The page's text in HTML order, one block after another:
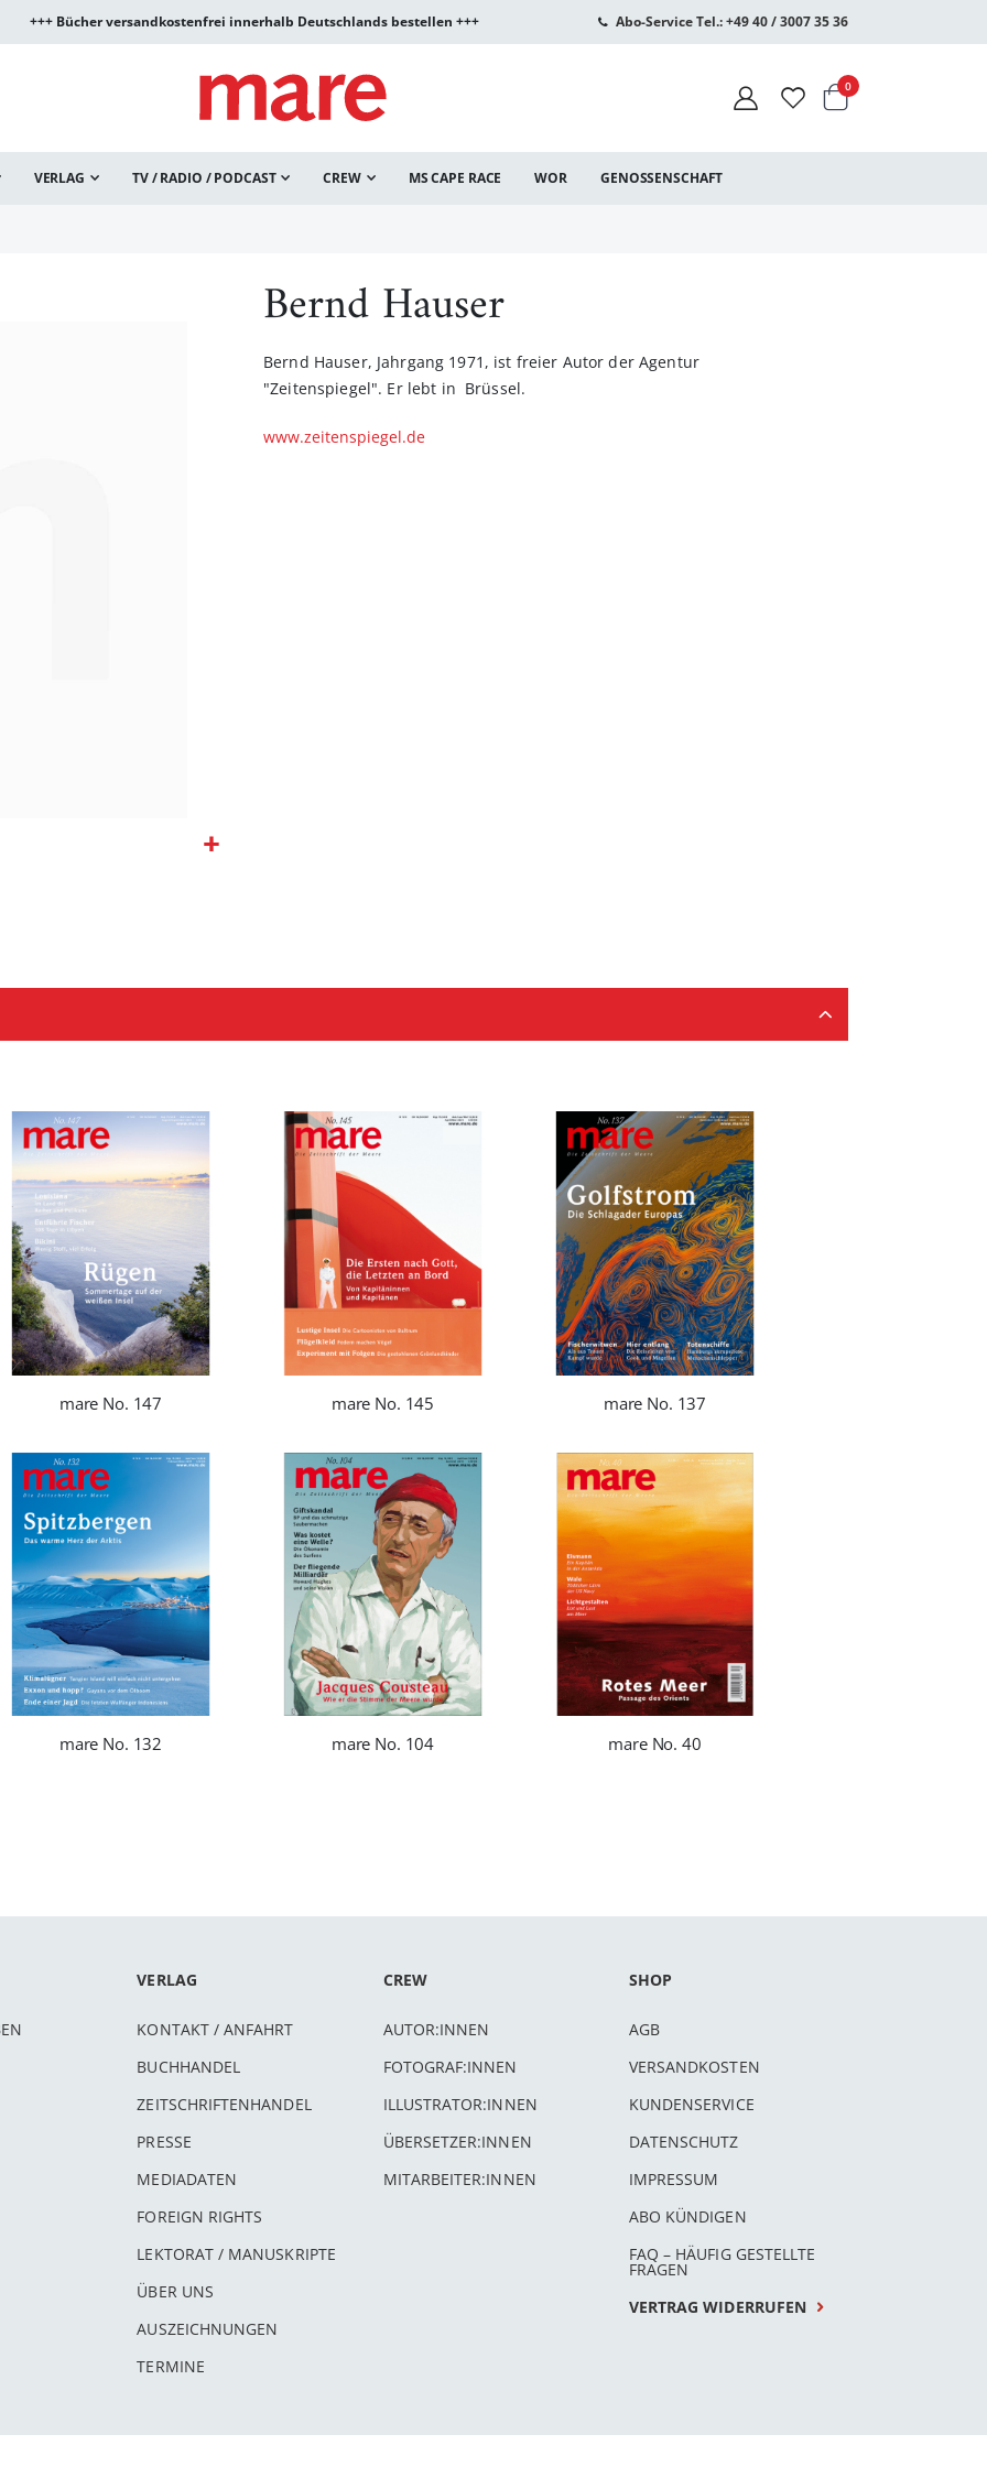
+++ Bücher versandkostenfrei innerhalb Deutschlands bestellen +++ Abo-Service Tel.: +49 40 / 3007 35 36
Warenkorb
0Artikel
VERLAG TV / RADIO / PODCAST CREW MS CAPE RACE WOR GENOSSENSCHAFT
Bernd Hauser
Bernd Hauser, Jahrgang 1971, ist freier Autor der Agentur
"Zeitenspiegel". Er lebt in Brüssel.
www.zeitenspiegel.de
mare No. 147 mare No. 145 mare No. 137
mare No. 132 mare No. 104 mare No. 40
VERLAG
KONTAKT / ANFAHRT
BUCHHANDEL
ZEITSCHRIFTENHANDEL
PRESSE
MEDIADATEN
FOREIGN RIGHTS
LEKTORAT / MANUSKRIPTE
ÜBER UNS
AUSZEICHNUNGEN
TERMINE
CREW
AUTOR:INNEN
FOTOGRAF:INNEN
ILLUSTRATOR:INNEN
ÜBERSETZER:INNEN
MITARBEITER:INNEN
SHOP
AGB
VERSANDKOSTEN
KUNDENSERVICE
DATENSCHUTZ
IMPRESSUM
ABO KÜNDIGEN
FAQ – HÄUFIG GESTELLTE
FRAGEN
VERTRAG WIDERRUFEN